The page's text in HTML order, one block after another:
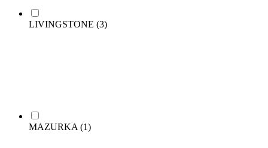
LIVINGSTONE (3)
MAZURKA (1)